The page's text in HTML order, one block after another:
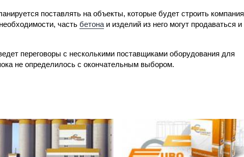
поставлять на объекты, которые будет строить компания
часть бетона и изделий из него могут продаваться и
переговоры с несколькими поставщиками оборудования для
не определилось с окончательным выбором.